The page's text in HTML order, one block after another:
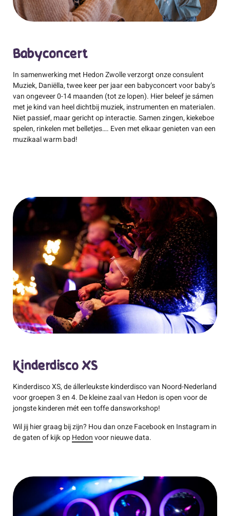
Babyconcert
In samenwerking met Hedon Zwolle verzorgt onze consulent
Muziek, Daniëlla, twee keer per jaar een babyconcert voor baby’s
van ongeveer 0-14 maanden (tot ze lopen). Hier beleef je sámen
met je kind van heel dichtbij muziek, instrumenten en materialen.
Niet passief, maar gericht op interactie. Samen zingen, kiekeboe
spelen, rinkelen met belletjes…. Even met elkaar genieten van een
muzikaal warm bad!
Kinderdisco XS
Kinderdisco XS, de állerleukste kinderdisco van Noord-Nederland
voor groepen 3 en 4. De kleine zaal van Hedon is open voor de
jongste kinderen mét een toffe dansworkshop!
Wil jij hier graag bij zijn? Hou dan onze Facebook en Instagram in
de gaten of kijk op Hedon voor nieuwe data.